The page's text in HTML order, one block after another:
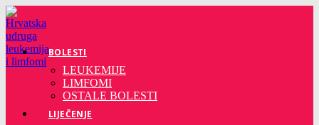
Preskoči
na
sadržaj
BOLESTI
LEUKEMIJE
LIMFOMI
OSTALE BOLESTI
LIJEČENJE